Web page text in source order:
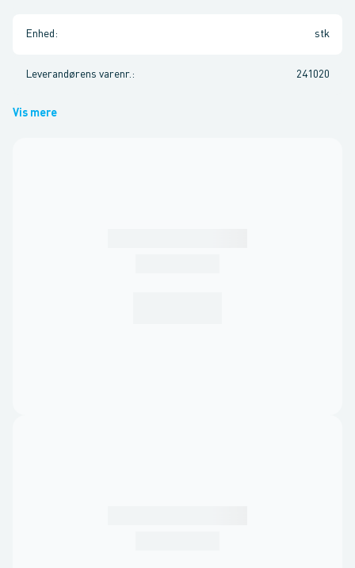
Enhed : stk
Leverandørens varenr. : 241020
Vis mere